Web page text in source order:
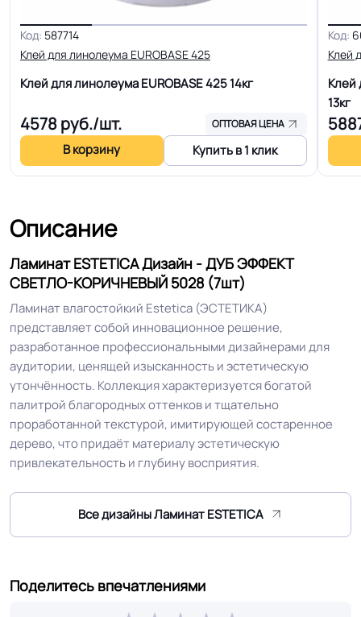
Уникальная
особенность
Устойчивый к царапинам и
выцветанию. Подходит для теплых
полов
Система примыкания к
стенам
Плинтус ПВХ
швов
Класс горючести КМ 3
Полы с подогревом
(max +27C)
Разрешено
Антистатичность Антистатичен / AC5
Торговый
представитель
Линолеум.Ру
материала ГОСТ, ТУ,
ISO
Сертифицирован на территории
РФ и СНГ
Код: 587714
Клей для линолеума EUROBASE 425
Клей для линолеума EUROBASE 42514кг
4578руб./шт. ОПТОВАЯ ЦЕНА
В корзину Купить в 1 клик
Код:
Клей
Клей
13кг
Описание
Ламинат ESTETICA Дизайн - ДУБ ЭФФЕКТ
СВЕТЛО-КОРИЧНЕВЫЙ 5028 (7шт)
Ламинат влагостойкий Estetica (ЭСТЕТИКА)
представляет собой инновационное решение,
разработанное профессиональными дизайнерами для
аудитории, ценящей изысканность и эстетическую
утончённость. Коллекция характеризуется богатой
палитрой благородных оттенков и тщательно
проработанной текстурой, имитирующей состаренное
дерево, что придаёт материалу эстетическую
привлекательность и глубину восприятия.
Все дизайны Ламинат ESTETICA
Поделитесь впечатлениями